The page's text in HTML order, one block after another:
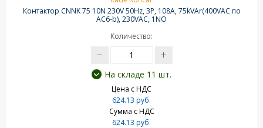
Контактор CNNK 75 10N 230V 50Hz, 3P, 108A, 75kVAr(400VAC по
AC6-b), 230VAC, 1NO
Количество:
На складе 11 шт.
Цена с НДС
624.13 руб.
Сумма с НДС
624.13 руб.